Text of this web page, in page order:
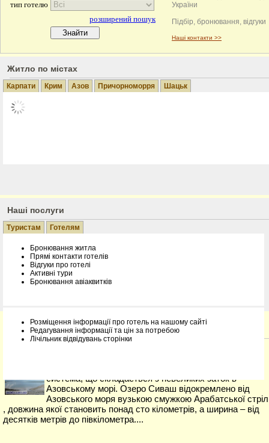
Сезон
України
Підбір, бронювання, відгуки
Наші контакти >>
Житло по містах
Карпати Крим Азов Причорноморря Шацьк
Наші послуги
Туристам Готелям
Бронювання житла
Прямі контакти готелів
Відгуки про готелі
Активні тури
Бронювання авіаквитків
Розміщення інформації про готель на нашому сайті
Редагування інформації та цін за потребою
Лічільник відвідувань сторінки
Інформація про курорти
система, що складається з невеликих заток в
Азовському морі. Озеро Сиваш відокремлено від
Азовського моря вузькою смужкою Арабатської
, довжина якої становить понад сто кілометрів, а ширина – від
десятків метрів до півкілометра....